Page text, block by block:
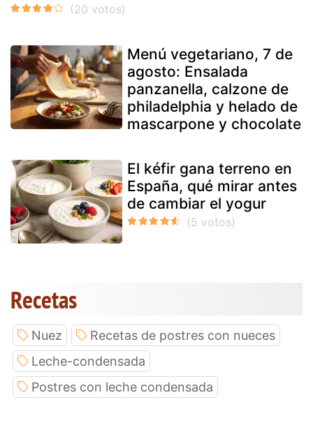
Menú vegetariano, 7 de
agosto: Ensalada
panzanella, calzone de
philadelphia y helado de
mascarpone y chocolate
El kéfir gana terreno en
España, qué mirar antes
de cambiar el yogur
Recetas
Nuez
Recetas de postres con nueces
Leche-condensada
Postres con leche condensada